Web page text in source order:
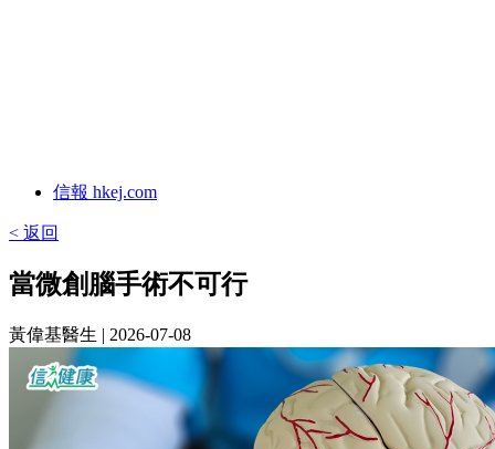
信報 hkej.com
< 返回
當微創腦手術不可行
黃偉基醫生 | 2026-07-08